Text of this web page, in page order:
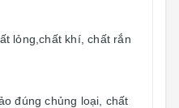
lỏng,chất khí, chất rắn
đúng chủng loại, chất